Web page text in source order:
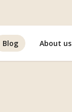
Blog About us